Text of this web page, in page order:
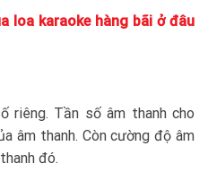
loa karaoke hàng bãi ở đâu
riêng. Tần số âm thanh cho
âm thanh. Còn cường độ âm
đó.